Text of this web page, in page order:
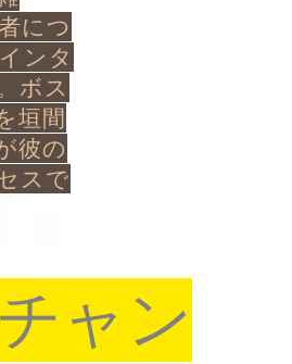
につ
ンタ
ボス
垣間
彼の
スで
チャン